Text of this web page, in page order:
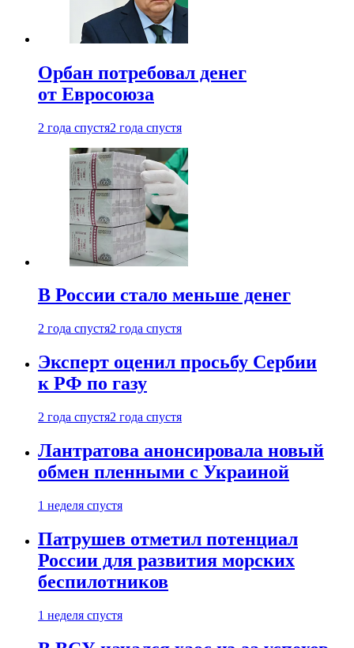
Орбан потребовал денег
от Евросоюза
2 года спустя2 года спустя
В России стало меньше денег
2 года спустя2 года спустя
Эксперт оценил просьбу Сербии
к РФ по газу
2 года спустя2 года спустя
Лантратова анонсировала новый
обмен пленными с Украиной
1 неделя спустя
Патрушев отметил потенциал
России для развития морских
беспилотников
1 неделя спустя